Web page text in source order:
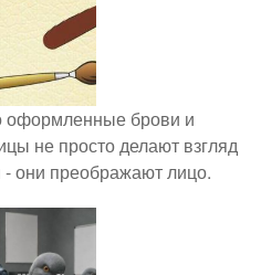
оформленные брови и
не просто делают взгляд
они преображают лицо.